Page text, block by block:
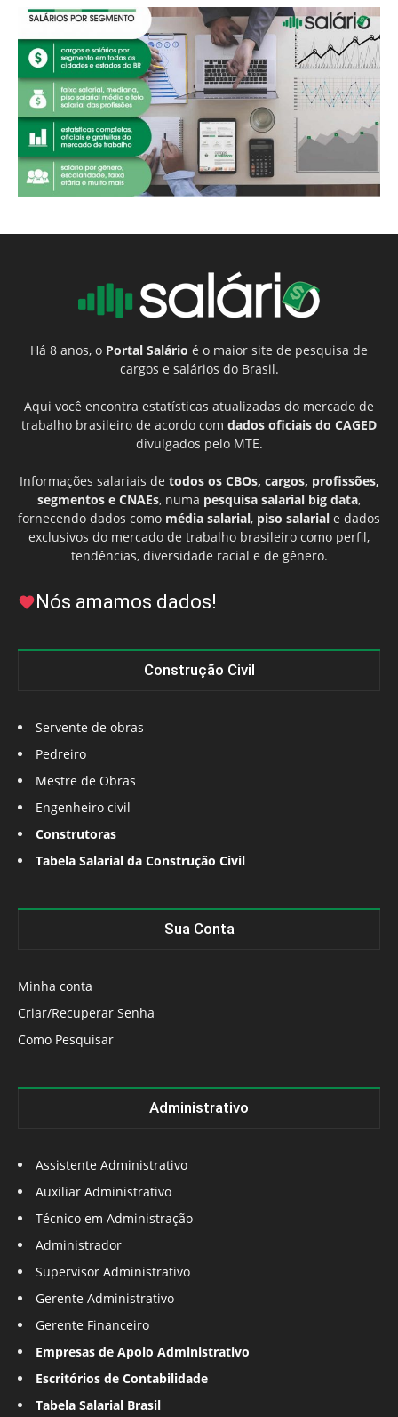
Há 8 anos, o Portal Salário é o maior site de pesquisa de
cargos e salários do Brasil.
Aqui você encontra estatísticas atualizadas do mercado de
trabalho brasileiro de acordo com dados oficiais do CAGED
divulgados pelo MTE.
Informações salariais de todos os CBOs, cargos, profissões,
segmentos e CNAEs, numa pesquisa salarial big data,
fornecendo dados como média salarial, piso salarial e dados
exclusivos do mercado de trabalho brasileiro como perfil,
tendências, diversidade racial e de gênero.
Nós amamos dados!
Construção Civil
Servente de obras
Pedreiro
Mestre de Obras
Engenheiro civil
Construtoras
Tabela Salarial da Construção Civil
Sua Conta
Minha conta
Criar/Recuperar Senha
Como Pesquisar
Administrativo
Assistente Administrativo
Auxiliar Administrativo
Técnico em Administração
Administrador
Supervisor Administrativo
Gerente Administrativo
Gerente Financeiro
Empresas de Apoio Administrativo
Escritórios de Contabilidade
Tabela Salarial Brasil